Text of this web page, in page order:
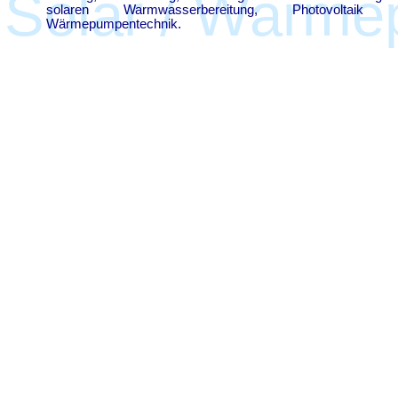
Solar /
solaren Warmwasserbereitung, Photovoltaik
Wärmepumpentechnik.